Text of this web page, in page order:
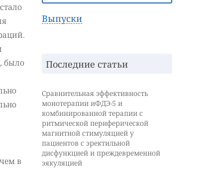
было
в
Выпуски
Последние статьи
Сравнительная эффективность
монотерапии иФДЭ-5 и
комбинированной терапии с
ритмической периферической
магнитной стимуляцией у
пациентов с эректильной
дисфункцией и преждевременной
эякуляцией